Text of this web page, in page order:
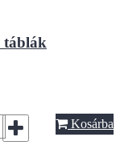
táblák
Kosárba